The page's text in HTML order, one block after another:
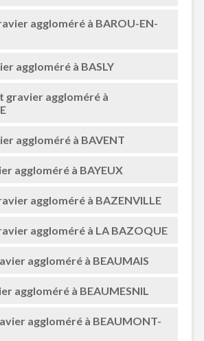
aggloméré à BAROU-EN-
aggloméré à BASLY
gravier aggloméré à
aggloméré à BAVENT
aggloméré à BAYEUX
aggloméré à BAZENVILLE
aggloméré à LA BAZOQUE
aggloméré à BEAUMAIS
aggloméré à BEAUMESNIL
aggloméré à BEAUMONT-